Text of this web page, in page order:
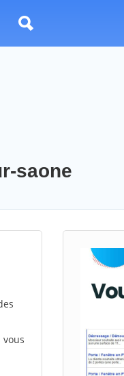
saone